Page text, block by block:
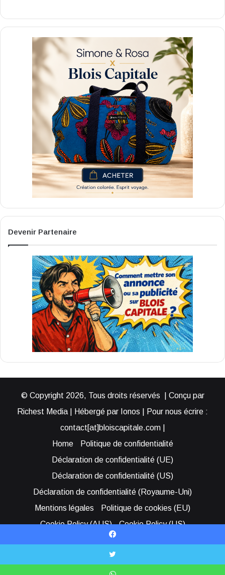
Devenir Partenaire
© Copyright 2026, Tous droits réservés | Conçu par
Richest Media | Hébergé par Ionos | Pour nous écrire :
contact[at]bloiscapitale.com |
Home
Politique de confidentialité
Déclaration de confidentialité (UE)
Déclaration de confidentialité (US)
Déclaration de confidentialité (Royaume-Uni)
Mentions légales
Politique de cookies (EU)
Cookie Policy (AUS)
Cookie Policy (US)
Participer à Blois Capitale
Bénéficier d’une assistance
Facebook
X